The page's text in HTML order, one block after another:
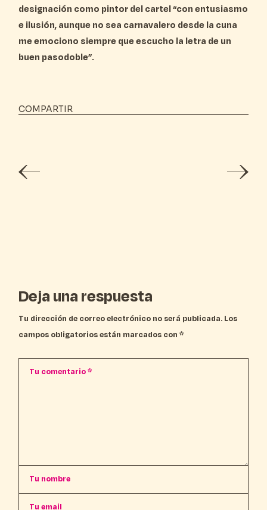
designación como pintor del cartel “con entusiasmo
e ilusión, aunque no sea carnavalero desde la cuna
me emociono siempre que escucho la letra de un
buen pasodoble”.
COMPARTIR
Deja una respuesta
Tu dirección de correo electrónico no será publicada. Los
campos obligatorios están marcados con*